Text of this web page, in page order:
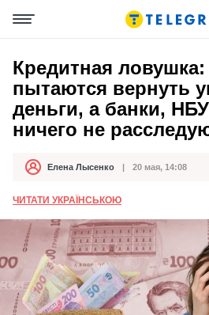
Кредитная
пытаются вернуть
деньги, а банки,
ничего не
АвторЕлена Лысенко
Дата публикации 20 мая, 14:08
ЧИТАТИ УКРАЇНСЬКОЮ